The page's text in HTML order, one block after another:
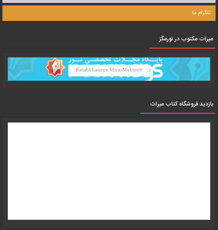
تلگرام ما
میرات مکتوب در نورمگز
Ketabkhaneye MirasMaktoob
بازدید فروشگاه کتاب میراث